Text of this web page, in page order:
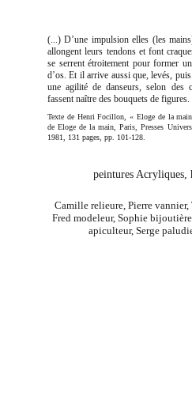
(...)D’une impulsion elles (les
allongent leurs tendons et font
se serrent étroitement pour former
d’os. Et il arrive aussi que, levés,
une agilité de danseurs, selon des
fassent naître des bouquets de figures.
Texte de Henri Focillon, « Eloge de la
de Eloge de la main, Paris, Presses
1981, 131 pages, pp. 101-128.
peintures Acryliques,
Camille relieure, Pierre
Fred modeleur, Sophie
apiculteur, Serge